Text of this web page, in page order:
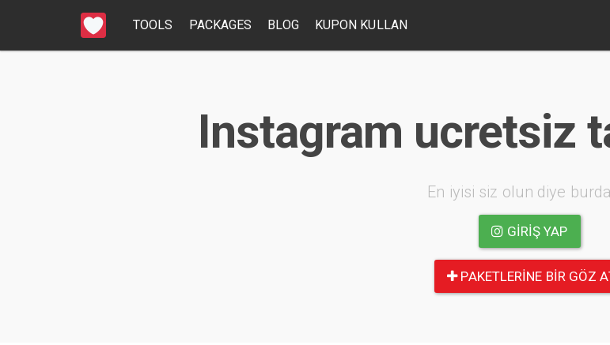
TOOLS PACKAGES BLOG KUPON KULLAN
Instagram ucretsiz
En iyisi siz olun diye
GIRIŞ YAP
PAKETLERINE BIR GÖZ